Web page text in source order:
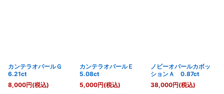
カンテラオパールＧ
6.21ct
8,000円(税込)
カンテラオパールＥ
5.08ct
5,000円(税込)
ノビーオパールカボッ
ションＡ 0.87ct
38,000円(税込)